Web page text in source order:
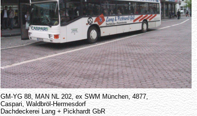
GM-YG 88, MAN NL 202, ex SWM München, 4877,
Caspari, Waldbröl-Hermesdorf
Dachdeckerei Lang + Pickhardt GbR